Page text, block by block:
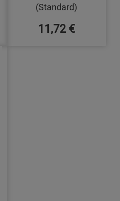
(Standard)
11,72 €